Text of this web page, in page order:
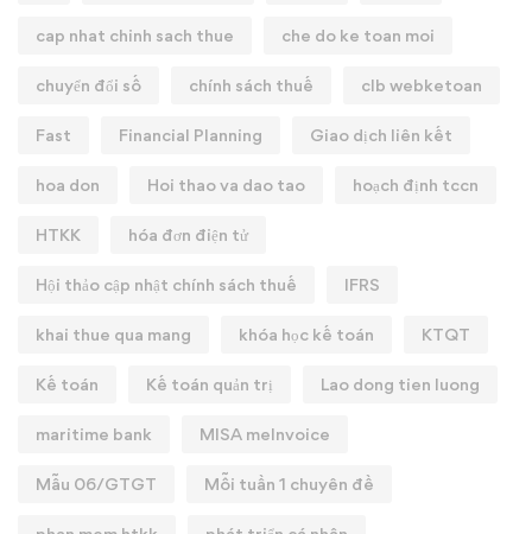
cap nhat chinh sach thue che do ke toan moi
chuyển đổi số chính sách thuế clb webketoan
Fast Financial Planning Giao dịch liên kết
hoa don Hoi thao va dao tao hoạch định tccn
HTKK hóa đơn điện tử
Hội thảo cập nhật chính sách thuế IFRS
khai thue qua mang khóa học kế toán KTQT
Kế toán Kế toán quản trị Lao dong tien luong
maritime bank MISA meInvoice
Mẫu 06/GTGT Mỗi tuần 1 chuyên đề